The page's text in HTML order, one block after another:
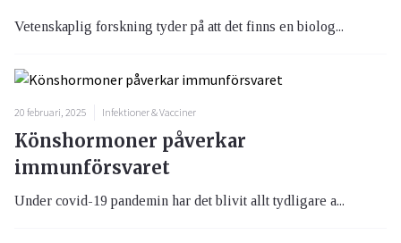
Vetenskaplig forskning tyder på att det finns en biolog...
20 februari, 2025 Infektioner & Vacciner
Könshormoner påverkar
immunförsvaret
Under covid-19 pandemin har det blivit allt tydligare a...